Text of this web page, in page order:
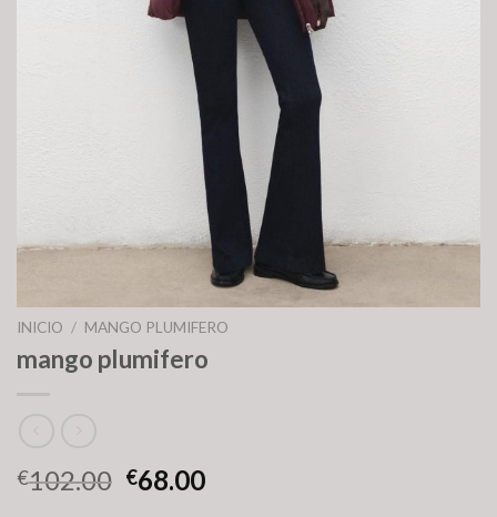
INICIO / MANGO PLUMIFERO
mango plumifero
€102.00 €68.00